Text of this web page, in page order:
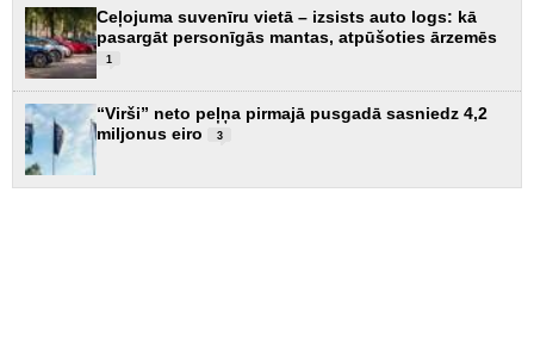
Ceļojuma suvenīru vietā – izsists auto logs: kā
pasargāt personīgās mantas, atpūšoties ārzemēs
1
“Virši” neto peļņa pirmajā pusgadā sasniedz 4,2
miljonus eiro
3